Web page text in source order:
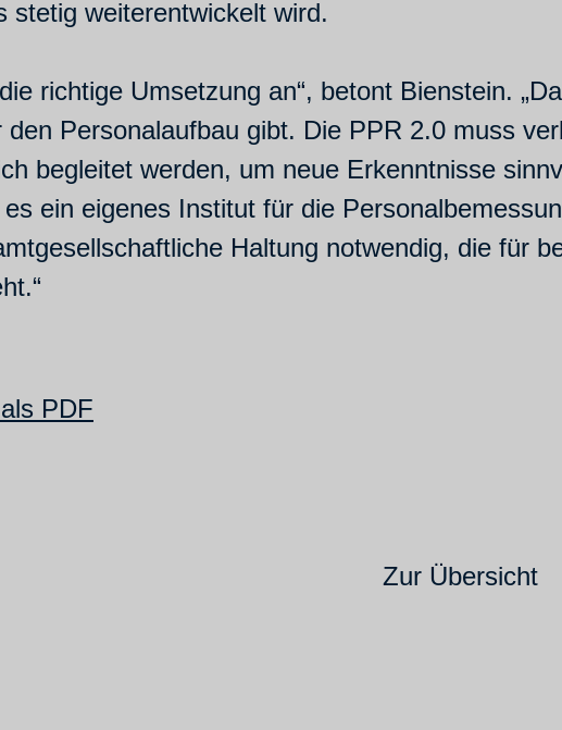
stetig weiterentwickelt wird.
richtige Umsetzung an“, betont Bienstein.
Personalaufbau gibt. Die PPR 2.0 muss
begleitet werden, um neue Erkenntnisse
ein eigenes Institut für die
Haltung notwendig, die für
PDF
Zur Übersicht